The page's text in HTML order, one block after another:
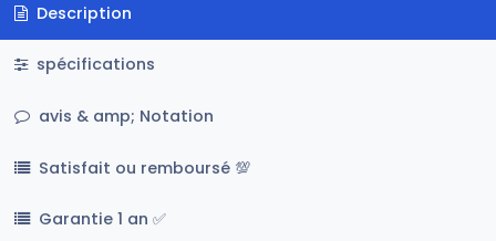
Description
spécifications
avis & amp; Notation
Satisfait ou remboursé 💯
Garantie 1 an ✅